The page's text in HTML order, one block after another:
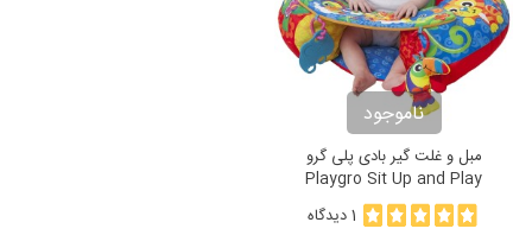
ناموجود
مبل و غلت گیر بادی پلی گرو
Playgro Sit Up and Play
Activity Nest
1 دیدگاه